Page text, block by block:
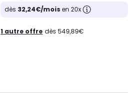
dès 32,24€/moisen 20x
1 autre offre dès 549,89€